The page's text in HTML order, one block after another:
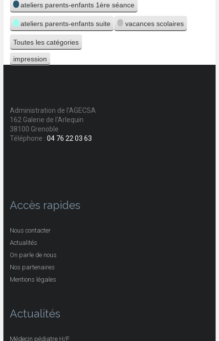
ateliers parents-enfants 1ère séance
ateliers parents-enfants suite vacances scolaires
Toutes les catégories
Vue
impression
Administration de l'AGECSA
162 Galerie de l'Arlequin
38100 Grenoble
Téléphone : 04 76 22 03 63
Accès rapides
Nous contacter
Actualités
On parle de nous
Nos partenaires
Mentions légales
Actualités
Médecin pédiatre H/F